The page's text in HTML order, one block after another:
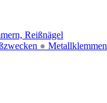
Reißnägel
● Metallklemmen